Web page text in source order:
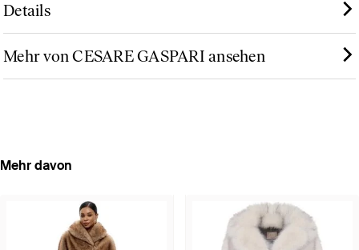
Details
Mehr von CESARE GASPARI ansehen
Mehr davon